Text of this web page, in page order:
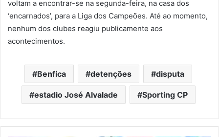
voltam a encontrar-se na segunda-feira, na casa dos
‘encarnados’, para a Liga dos Campeões. Até ao momento,
nenhum dos clubes reagiu publicamente aos
acontecimentos.
Benfica detenções disputa
estadio José Alvalade Sporting CP